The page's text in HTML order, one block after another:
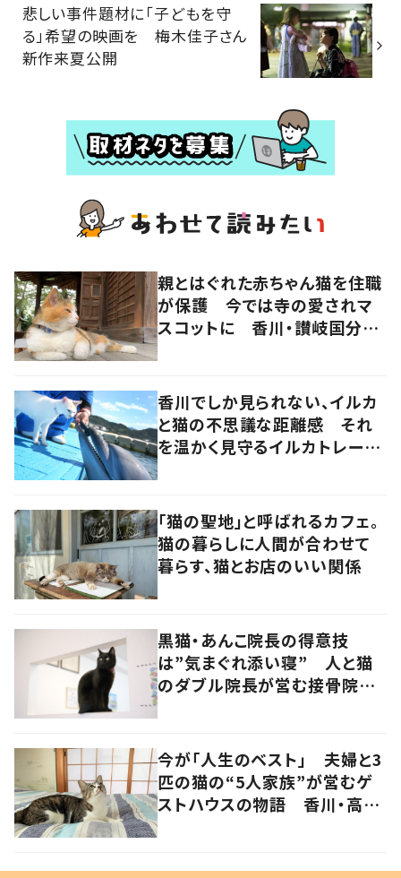
悲しい事件題材に「子どもを守
る」希望の映画を 梅木佳子さん
新作来夏公開
親とはぐれた赤ちゃん猫を住職
が保護 今では寺の愛されマ
スコットに 香川・讃岐国分寺
香川でしか見られない、イルカ
と猫の不思議な距離感 それ
を温かく見守るイルカトレーナ
「猫の聖地」と呼ばれるカフェ。
猫の暮らしに人間が合わせて
暮らす、猫とお店のいい関係
黒猫・あんこ院長の得意技
は”気まぐれ添い寝” 人と猫
のダブル院長が営む接骨院
今が「人生のベスト」 夫婦と3
匹の猫の“5人家族”が営むゲ
ストハウスの物語 香川・高松